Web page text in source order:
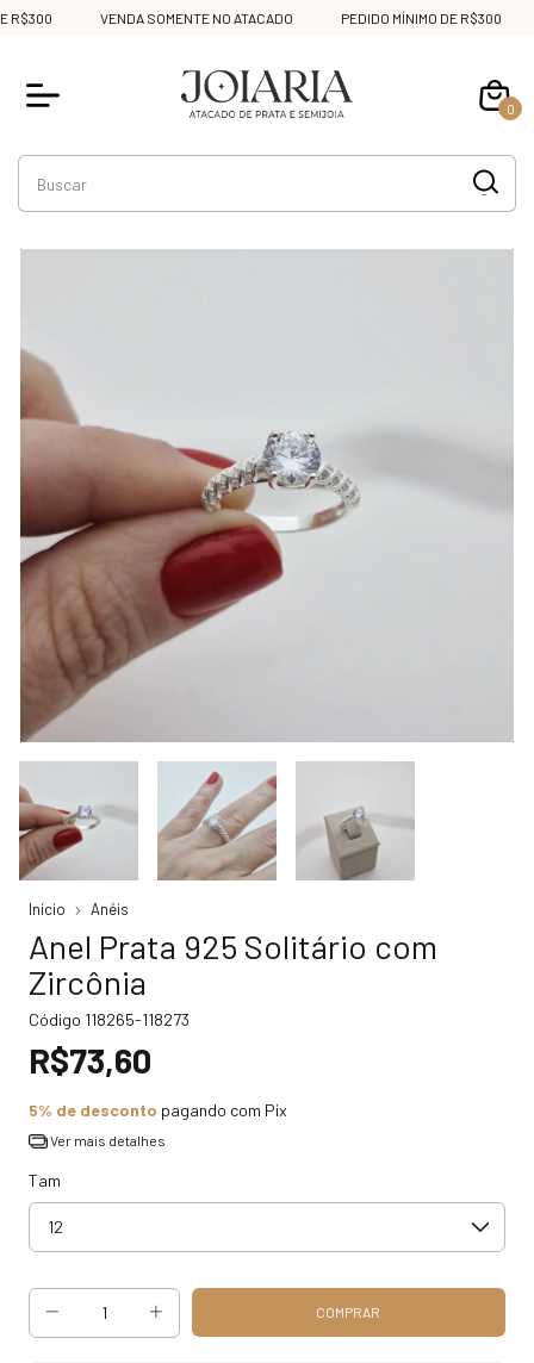
VENDA SOMENTE NO ATACADO PEDIDO MÍNIMO DE R$300
0
Início Anéis
Anel Prata 925 Solitário com
Zircônia
Código 118265-118273
R$73,60
5% de desconto pagando com Pix
Ver mais detalhes
Tam